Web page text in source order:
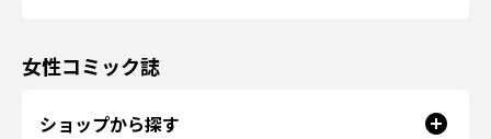
女性コミック誌
ショップから探す